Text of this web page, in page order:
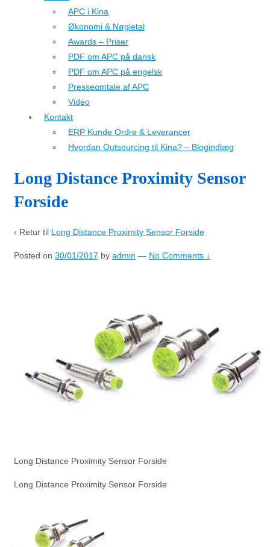
APC i Kina
Økonomi & Nøgletal
Awards – Priser
PDF om APC på dansk
PDF om APC på engelsk
Presseomtale af APC
Video
Kontakt
ERP Kunde Ordre & Leverancer
Hvordan Outsourcing til Kina? – Blogindlæg
Long Distance Proximity Sensor
Forside
‹ Retur til Long Distance Proximity Sensor Forside
Posted on 30/01/2017 by admin — No Comments ↓
Long Distance Proximity Sensor Forside
Long Distance Proximity Sensor Forside